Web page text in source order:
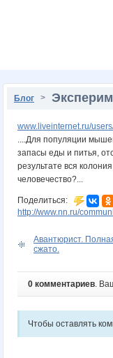
Блог >
www.liveinternet.ru/
....Для популяции
запасы еды и питья,
результате вся
человечество?...
Поделиться:
http://www.nn.ru/
Авантюрист.
сжато.
0 комментариев.
Чтобы оставлять